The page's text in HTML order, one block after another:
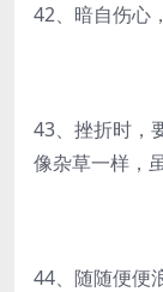
42、暗自伤心
43、挫折时，
像杂草一样，
44、随随便便